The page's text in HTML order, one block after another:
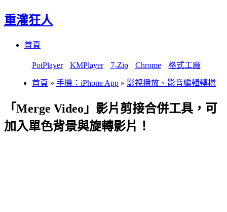
重灌狂人
首頁
PotPlayer KMPlayer 7-Zip Chrome 格式工廠
首頁 » 手機：iPhone App » 影視播放、影音編輯轉檔
「Merge Video」影片剪接合併工具，可
加入單色背景與旋轉影片！